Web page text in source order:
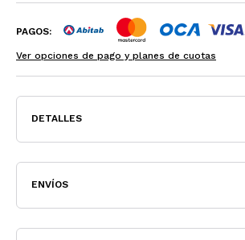
PAGOS:
Ver opciones de pago y planes de cuotas
DETALLES
ENVÍOS